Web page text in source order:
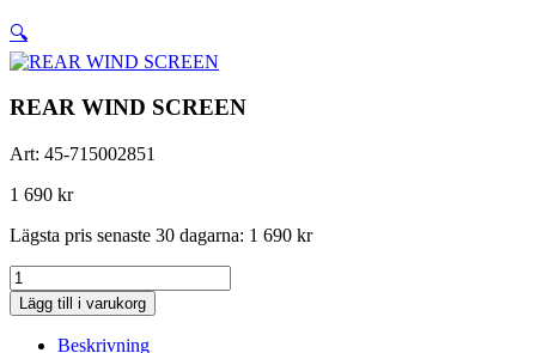
🔍
REAR WIND SCREEN
Art: 45-715002851
1 690 kr
Lägsta pris senaste 30 dagarna: 1 690 kr
REAR
WIND
SCREEN
mängd
Lägg till i varukorg
Beskrivning